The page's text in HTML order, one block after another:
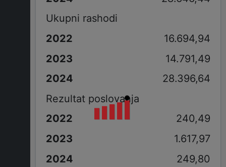
Ukupni rashodi
16.694,94
14.791,49
28.396,64
Rezultat poslovanja
240,49
1.617,97
249,80